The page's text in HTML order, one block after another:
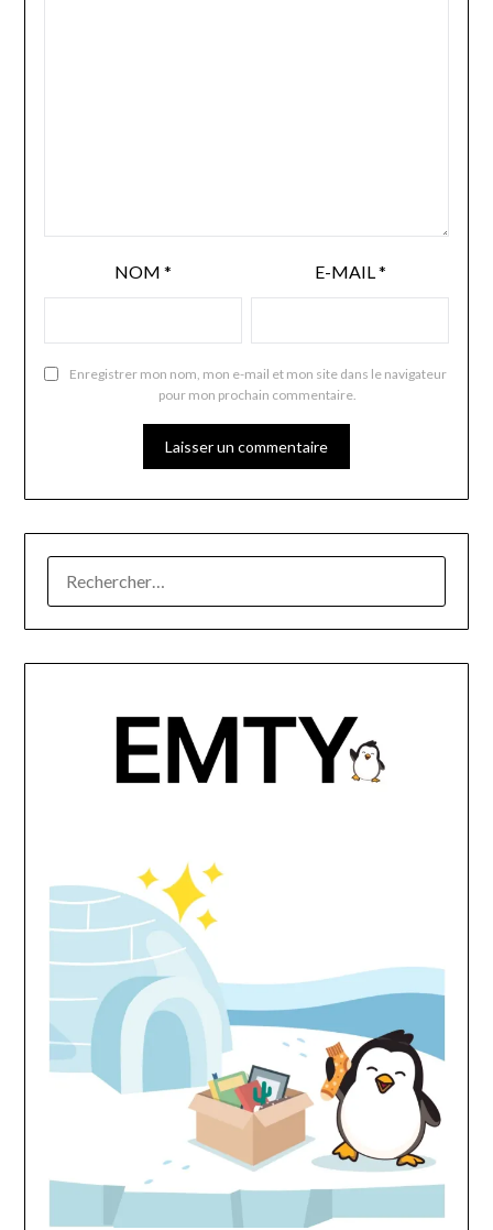
NOM * E-MAIL*
Enregistrer mon nom, mon e-mail et mon site dans le navigateur
pour mon prochain commentaire.